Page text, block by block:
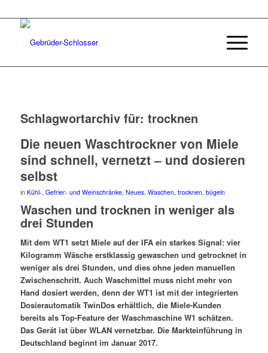
Schlagwortarchiv für: trocknen
Die neuen Waschtrockner von Miele
sind schnell, vernetzt – und dosieren
selbst
in Kühl-, Gefrier- und Weinschränke, Neues, Waschen, trocknen, bügeln
Waschen und trocknen in weniger als
drei Stunden
Mit dem WT1 setzt Miele auf der IFA ein starkes Signal: vier
Kilogramm Wäsche erstklassig gewaschen und getrocknet in
weniger als drei Stunden, und dies ohne jeden manuellen
Zwischenschritt. Auch Waschmittel muss nicht mehr von
Hand dosiert werden, denn der WT1 ist mit der integrierten
Dosierautomatik TwinDos erhältlich, die Miele-Kunden
bereits als Top-Feature der Waschmaschine W1 schätzen.
Das Gerät ist über WLAN vernetzbar. Die Markteinführung in
Deutschland beginnt im Januar 2017.